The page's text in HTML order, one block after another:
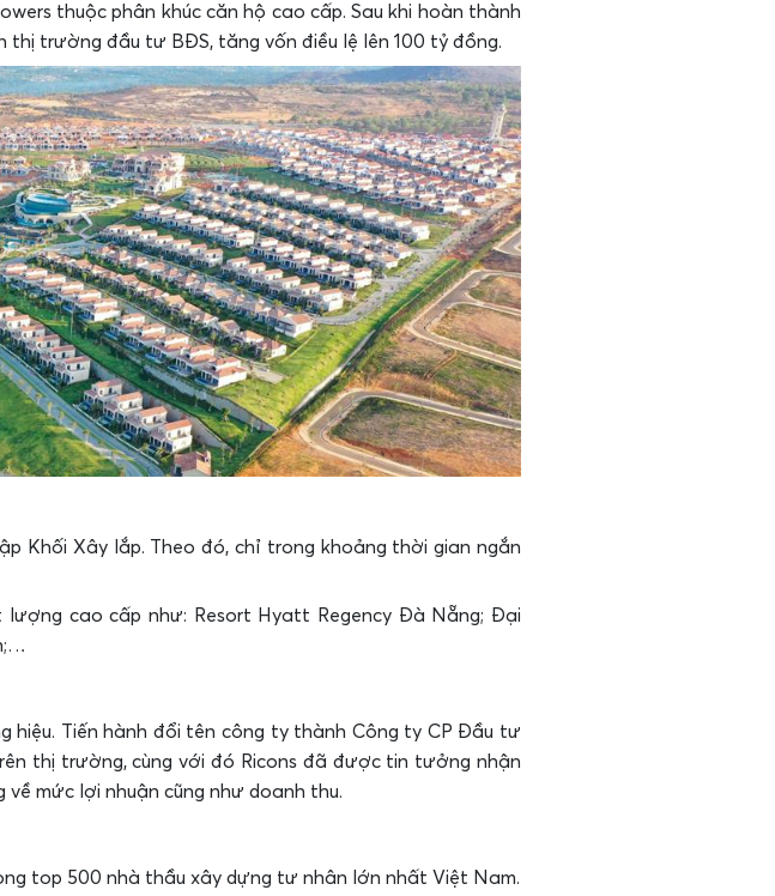
thuộc phân khúc căn hộ cao cấp. Sau khi hoàn thành
trường đầu tư BĐS, tăng vốn điều lệ lên 100 tỷ đồng.
Khối Xây lắp. Theo đó, chỉ trong khoảng thời gian ngắn
cao cấp như: Resort Hyatt Regency Đà Nẵng; Đại
Tiến hành đổi tên công ty thành Công ty CP Đầu tư
thị trường, cùng với đó Ricons đã được tin tưởng nhận
mức lợi nhuận cũng như doanh thu.
top 500 nhà thầu xây dựng tư nhân lớn nhất Việt Nam.